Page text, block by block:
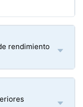
rendimiento